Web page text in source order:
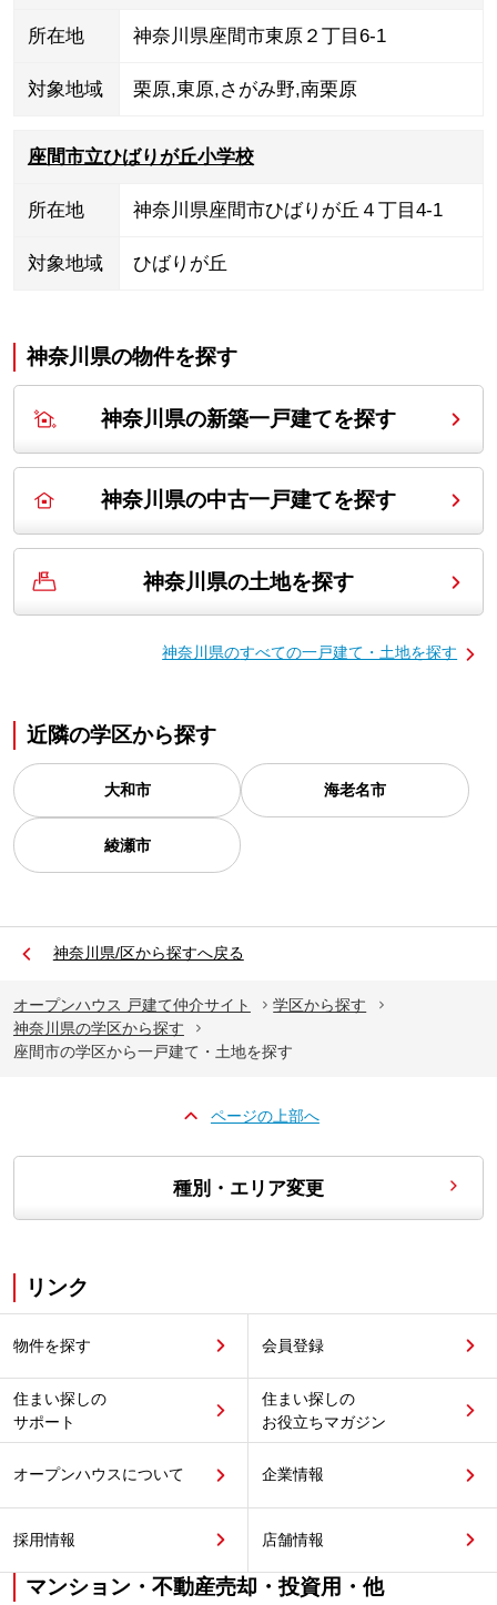
所在地 神奈川県座間市東原２丁目6-1
対象地域 栗原,東原,さがみ野,南栗原
座間市立ひばりが丘小学校
所在地 神奈川県座間市ひばりが丘４丁目4-1
対象地域 ひばりが丘
神奈川県の物件を探す
神奈川県の新築一戸建てを探す
神奈川県の中古一戸建てを探す
神奈川県の土地を探す
神奈川県のすべての一戸建て・土地を探す
近隣の学区から探す
大和市 海老名市
綾瀬市
神奈川県/区から探すへ戻る
オープンハウス 戸建て仲介サイト
学区から探す
神奈川県の学区から探す
座間市の学区から一戸建て・土地を探す
ページの上部へ
種別・エリア変更
リンク
物件を探す 会員登録
住まい探しの
サポート
住まい探しの
お役立ちマガジン
オープンハウスについて 企業情報
採用情報 店舗情報
マンション・不動産売却・投資用・他